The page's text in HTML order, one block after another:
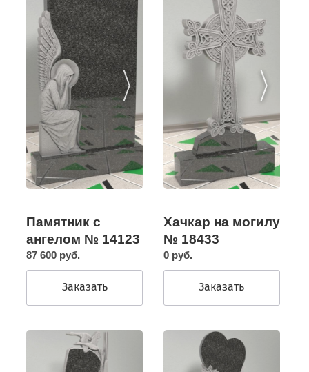
Памятник с
ангелом № 14123
87 600 руб.
Заказать
Хачкар на могилу
№ 18433
0 руб.
Заказать